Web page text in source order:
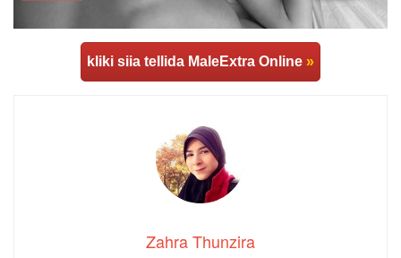
kliki siia tellida MaleExtra Online »
Zahra Thunzira